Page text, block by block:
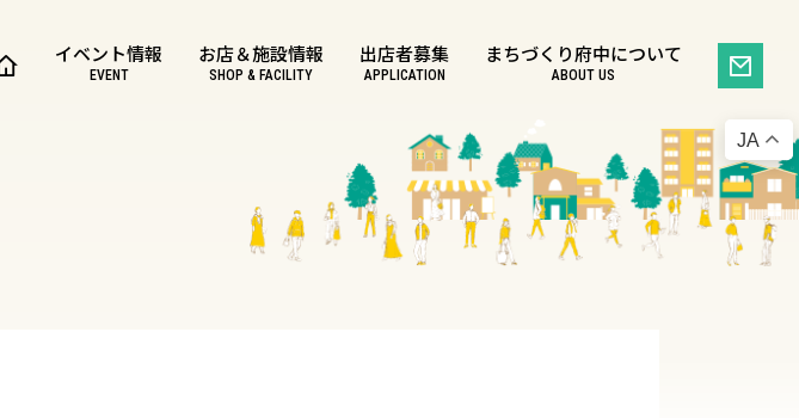
イベント情報
EVENT
お店＆施設情報
SHOP & FACILITY
出店者募集
APPLICATION
まちづくり府中について
ABOUT US
JA